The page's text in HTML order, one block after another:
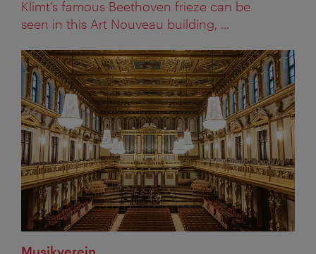
Klimt's famous Beethoven frieze can be
seen in this Art Nouveau building, ...